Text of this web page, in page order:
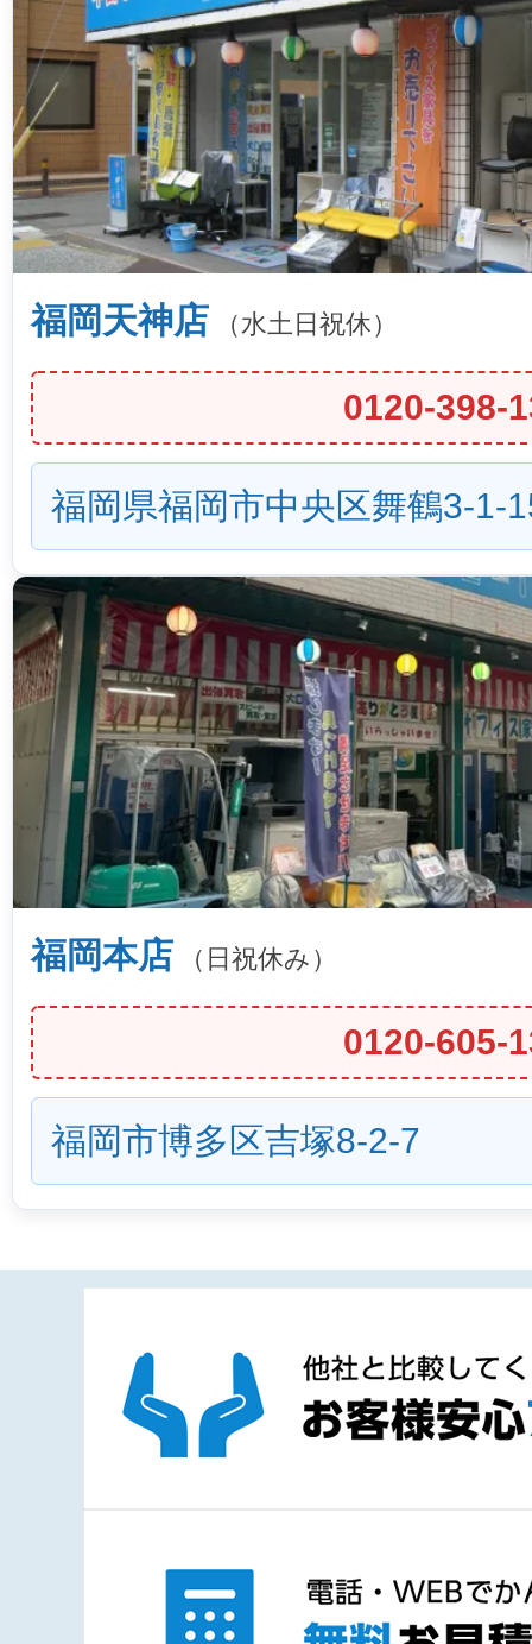
福岡天神店 （水土日祝休）
0120-398-
福岡県福岡市中央区舞鶴3-1-
福岡本店 （日祝休み）
0120-605-
福岡市博多区吉塚8-2-7